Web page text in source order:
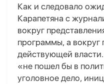
Как и следовало
Карапетяна с
вокруг
программы, а вокруг
действующей
«не пошел бы в
уголовное дело,